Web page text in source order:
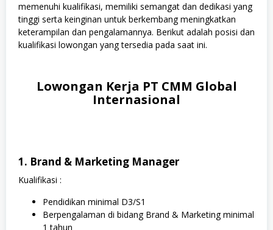
memenuhi kualifikasi, memiliki semangat dan dedikasi yang
tinggi serta keinginan untuk berkembang meningkatkan
keterampilan dan pengalamannya. Berikut adalah posisi dan
kualifikasi lowongan yang tersedia pada saat ini.
Lowongan Kerja PT CMM Global
Internasional
1. Brand & Marketing Manager
Kualifikasi :
Pendidikan minimal D3/S1
Berpengalaman di bidang Brand & Marketing minimal
1 tahun